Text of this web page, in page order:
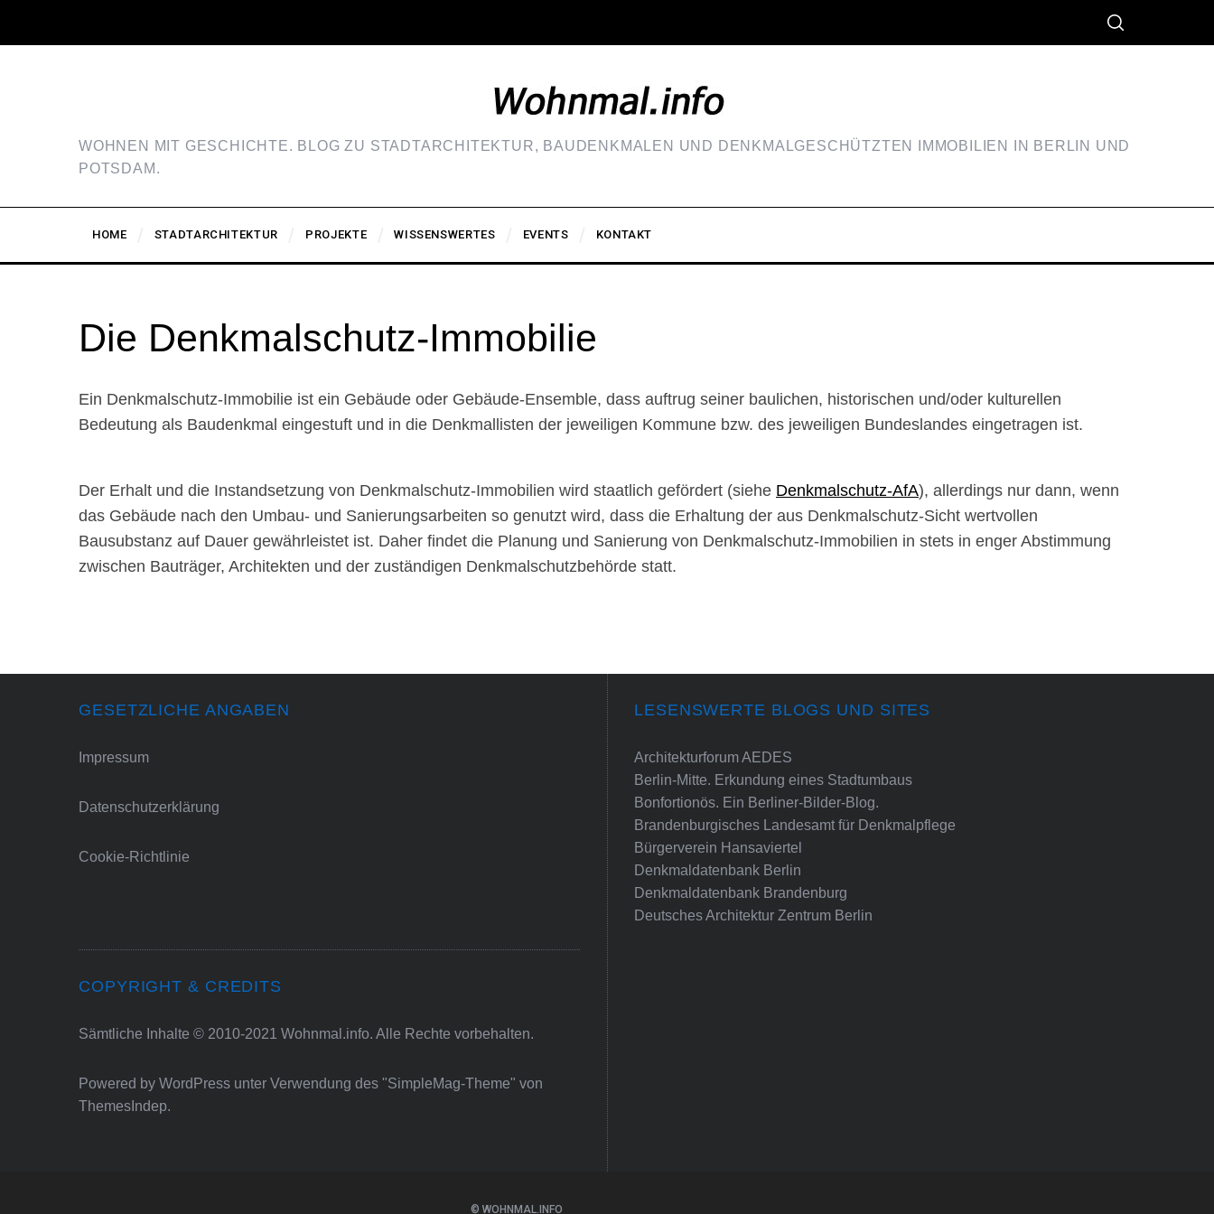
WOHNEN MIT GESCHICHTE. BLOG ZU STADTARCHITEKTUR, BAUDENKMALEN UND DENKMALGESCHÜTZTEN IMMOBILIEN IN BERLIN UND
POTSDAM.
HOME STADTARCHITEKTUR PROJEKTE WISSENSWERTES EVENTS KONTAKT
Die Denkmalschutz-Immobilie
Ein Denkmalschutz-Immobilie ist ein Gebäude oder Gebäude-Ensemble, dass auftrug seiner baulichen, historischen und/oder kulturellen
Bedeutung als Baudenkmal eingestuft und in die Denkmallisten der jeweiligen Kommune bzw. des jeweiligen Bundeslandes eingetragen ist.
Der Erhalt und die Instandsetzung von Denkmalschutz-Immobilien wird staatlich gefördert (siehe Denkmalschutz-AfA), allerdings nur dann, wenn
das Gebäude nach den Umbau- und Sanierungsarbeiten so genutzt wird, dass die Erhaltung der aus Denkmalschutz-Sicht wertvollen
Bausubstanz auf Dauer gewährleistet ist. Daher findet die Planung und Sanierung von Denkmalschutz-Immobilien in stets in enger Abstimmung
zwischen Bauträger, Architekten und der zuständigen Denkmalschutzbehörde statt.
GESETZLICHE ANGABEN
Impressum
Datenschutzerklärung
Cookie-Richtlinie
COPYRIGHT & CREDITS
Sämtliche Inhalte © 2010-2021 Wohnmal.info. Alle Rechte vorbehalten.
Powered by WordPress unter Verwendung des "SimpleMag-Theme" von
ThemesIndep.
LESENSWERTE BLOGS UND SITES
Architekturforum AEDES
Berlin-Mitte. Erkundung eines Stadtumbaus
Bonfortionös. Ein Berliner-Bilder-Blog.
Brandenburgisches Landesamt für Denkmalpflege
Bürgerverein Hansaviertel
Denkmaldatenbank Berlin
Denkmaldatenbank Brandenburg
Deutsches Architektur Zentrum Berlin
© WOHNMAL.INFO